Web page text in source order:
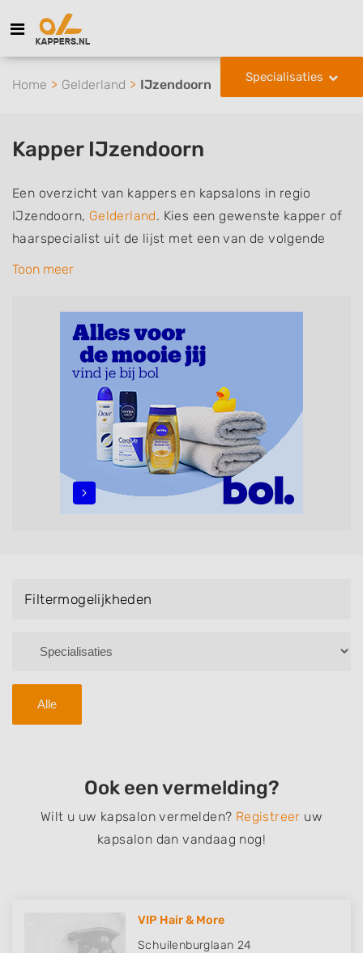
Specialisaties
Home Gelderland IJzendoorn
Kapper IJzendoorn
Een overzicht van kappers en kapsalons in regio
IJzendoorn, Gelderland. Kies een gewenste kapper of
haarspecialist uit de lijst met een van de volgende
specialisaties of aantekeningen: mannen of
zonder afspraak terecht kunt. De vermelde kappers
kunnen uw haren wassen, knippen, föhnen en kleuren,
maar ook helpen met extensions, balyage, invlechten,
opsteken, weave, een keratinebehandeling, een
permanent, een bruidkapsel, make-up & visagie,
epileren, schoonheidsbehandelingen, het trimmen van
een baard en pruiken. U kunt de zoekresultaten
filteren met behulp van de specialisatie filter en u
Toon meer
Filtermogelijkheden
Alle
Ook een vermelding?
Wilt u uw kapsalon vermelden? Registreer uw
kapsalon dan vandaag nog!
VIP Hair & More
Schuilenburglaan 24